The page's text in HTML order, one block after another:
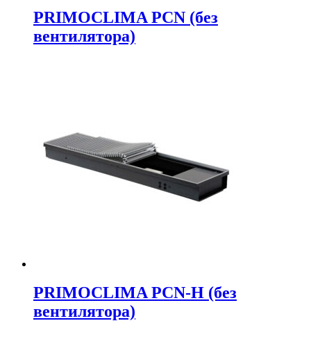
PRIMOCLIMA PCN (без
вентилятора)
PRIMOCLIMA PCN-H (без
вентилятора)